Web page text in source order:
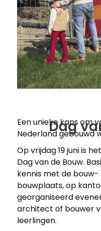
Dag
Een unieke kans om
Nederland gebouwd
Op vrijdag 19 juni is
Dag van de Bouw.
kennis met de
bouwplaats, op
georganiseerd
architect of bouwer
leerlingen.